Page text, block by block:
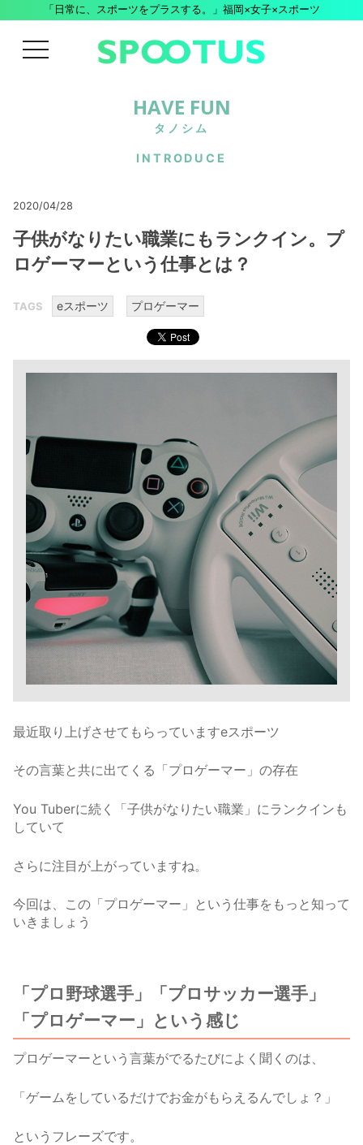
「日常に、スポーツをプラスする。」福岡×女子×スポーツ
menu
HAVE FUN
タノシム
INTRODUCE
2020/04/28
子供がなりたい職業にもランクイン。プ
ロゲーマーという仕事とは？
TAGS eスポーツ プロゲーマー
最近取り上げさせてもらっていますeスポーツ
その言葉と共に出てくる「プロゲーマー」の存在
You Tuberに続く「子供がなりたい職業」にランクインも
していて
さらに注目が上がっていますね。
今回は、この「プロゲーマー」という仕事をもっと知って
いきましょう
「プロ野球選手」「プロサッカー選手」
「プロゲーマー」という感じ
プロゲーマーという言葉がでるたびによく聞くのは、
「ゲームをしているだけでお金がもらえるんでしょ？」
というフレーズです。